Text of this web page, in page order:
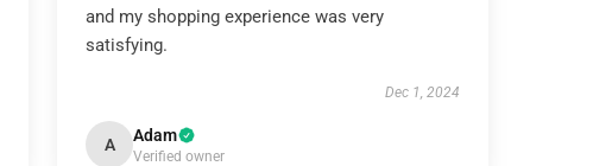
and my shopping experience was very
satisfying.
Dec 1, 2024
A Adam
Verified owner